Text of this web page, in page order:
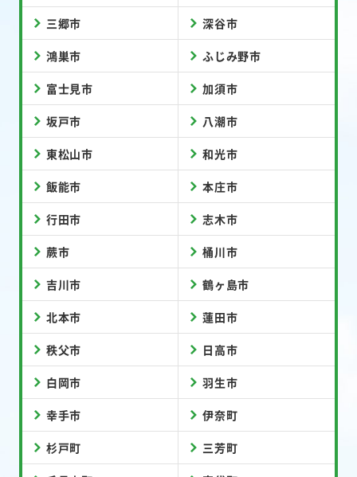
三郷市 深谷市
鴻巣市 ふじみ野市
富士見市 加須市
坂戸市 八潮市
東松山市 和光市
飯能市 本庄市
行田市 志木市
蕨市 桶川市
吉川市 鶴ヶ島市
北本市 蓮田市
秩父市 日高市
白岡市 羽生市
幸手市 伊奈町
杉戸町 三芳町